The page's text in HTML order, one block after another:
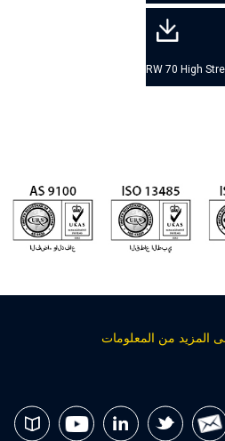
RW 70 High
المزيد من المعلومات